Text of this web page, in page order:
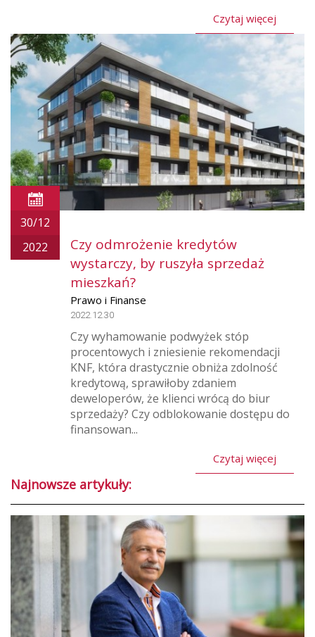
Czytaj więcej
30/12
2022
Czy odmrożenie kredytów
wystarczy, by ruszyła sprzedaż
mieszkań?
Prawo i Finanse
2022.12.30
Czy wyhamowanie podwyżek stóp
procentowych i zniesienie rekomendacji
KNF, która drastycznie obniża zdolność
kredytową, sprawiłoby zdaniem
deweloperów, że klienci wrócą do biur
sprzedaży? Czy odblokowanie dostępu do
finansowan...
Czytaj więcej
Najnowsze artykuły: